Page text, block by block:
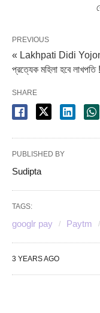
PREVIOUS
« Lakhpati Didi Yojona
প্রত্যেক মহিলা হবে
SHARE
PUBLISHED BY
Sudipta
TAGS:
googlr pay Paytm
3 YEARS AGO